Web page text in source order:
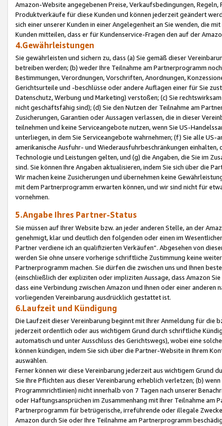
Amazon-Website angegebenen Preise, Verkaufsbedingungen,
Produktverkäufe für diese Kunden und können jederzeit geändert
sich einer unserer Kunden in einer Angelegenheit an Sie wenden, die
Kunden mitteilen, dass er für Kundenservice-Fragen den auf der
4.Gewährleistungen
Sie gewährleisten und sichern zu, dass (a) Sie gemäß dieser
betreiben werden; (b) weder Ihre Teilnahme am Partnerprogramm
Bestimmungen, Verordnungen, Vorschriften, Anordnungen,
Gerichtsurteile und -beschlüsse oder andere Auflagen einer für Sie
Datenschutz, Werbung und Marketing) verstoßen; (c) Sie
nicht geschäftsfähig sind); (d) Sie den Nutzen der Teilnahme am
Zusicherungen, Garantien oder Aussagen verlassen, die in dieser
teilnehmen und keine Serviceangebote nutzen, wenn Sie US-
unterliegen, in dem Sie Serviceangebote wahrnehmen; (f) Sie alle
amerikanische Ausfuhr- und Wiederausfuhrbeschränkungen
Technologie und Leistungen gelten, und (g) die Angaben, die Sie im
sind. Sie können Ihre Angaben aktualisieren, indem Sie sich über die
Wir machen keine Zusicherungen und übernehmen keine
mit dem Partnerprogramm erwarten können, und wir sind nicht für
vornehmen.
5.Angabe Ihres Partner-Status
Sie müssen auf Ihrer Website bzw. an jeder anderen Stelle, an der
genehmigt, klar und deutlich den folgenden oder einen im
Partner verdiene ich an qualifizierten Verkäufen“. Abgesehen von
werden Sie ohne unsere vorherige schriftliche Zustimmung keine
Partnerprogramm machen. Sie dürfen die zwischen uns und Ihnen
(einschließlich der expliziten oder impliziten Aussage, dass Amazon
dass eine Verbindung zwischen Amazon und Ihnen oder einer
vorliegenden Vereinbarung ausdrücklich gestattet ist.
6.Laufzeit und Kündigung
Die Laufzeit dieser Vereinbarung beginnt mit Ihrer Anmeldung für die
jederzeit ordentlich oder aus wichtigem Grund durch schriftliche
automatisch und unter Ausschluss des Gerichtswegs), wobei eine
können kündigen, indem Sie sich über die Partner-Website in Ihrem
auswählen.
Ferner können wir diese Vereinbarung jederzeit aus wichtigem Grund
Sie Ihre Pflichten aus dieser Vereinbarung erheblich verletzen; (b)
Programmrichtlinien) nicht innerhalb von 7 Tagen nach unserer
oder Haftungsansprüchen im Zusammenhang mit Ihrer Teilnahme am
Partnerprogramm für betrügerische, irreführende oder illegale
Amazon durch Sie oder Ihre Teilnahme am Partnerprogramm